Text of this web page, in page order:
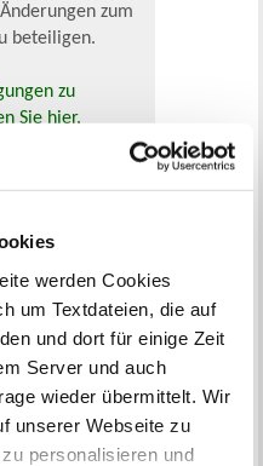
werden Cookies
um Textdateien, die auf
und dort für einige Zeit
Server und auch
wieder übermittelt. Wir
unserer Webseite zu
personalisieren und
zum
beteiligen.
zu
Sie hier.
finden
Heiraten